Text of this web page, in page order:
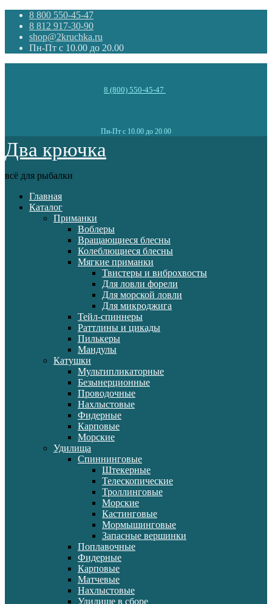
8 800 550-45-47
8 812 917-30-90
shop@2kruchka.ru
Пн-Пт с 10.00 до 20.00
8 (800) 550-45-47
Пн-Пт с 10.00 до 20.00
Два крючка
всё для рыбалки
Главная
Каталог
Приманки
Воблеры
Вращающиеся блесны
Колеблющиеся блесны
Мягкие приманки
Твистеры и виброхвосты
Для ловли форели
Для морской ловли
Для микроджига
Тейл-спиннеры
Раттлины и цикады
Пилькеры
Мандулы
Катушки
Мультипликаторные
Безынерционные
Проводочные
Нахлыстовые
Фидерные
Карповые
Морские
Удилища
Спиннинговые
Штекерные
Телескопические
Троллинговые
Морские
Кастинговые
Мормышинговые
Запасные вершинки
Поплавочные
Фидерные
Карповые
Матчевые
Нахлыстовые
Удилище в сборе